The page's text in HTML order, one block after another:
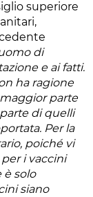
superiore
di
e ai fatti.
ha ragione
maggior parte
di quelli
Per la
poiché vi
i vaccini
è solo
siano